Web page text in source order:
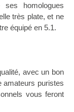
homologues
très plate, et ne
équipé en 5.1.
avec un bon
amateurs puristes
vous feront